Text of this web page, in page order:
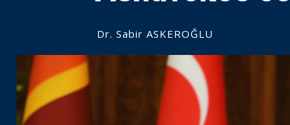
Dr. Sabir ASKEROĞLU